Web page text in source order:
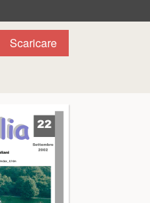
Scaricare